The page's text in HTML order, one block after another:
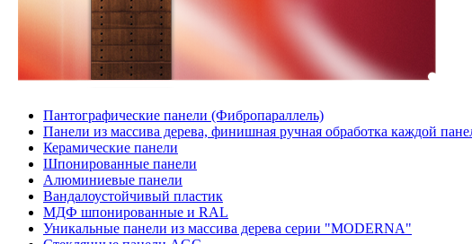
Пантографические панели (Фибропараллель)
Панели из массива дерева, финишная ручная обработка каждой
Керамические панели
Шпонированные панели
Алюминиевые панели
Вандалоустойчивый пластик
МДФ шпонированные и RAL
Уникальные панели из массива дерева серии "MODERNA"